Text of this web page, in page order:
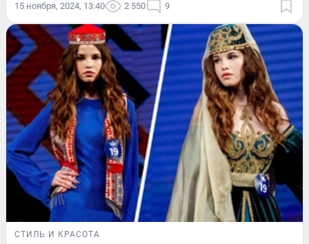
15 ноября, 2024, 13:40 2 550 9
СТИЛЬ И КРАСОТА